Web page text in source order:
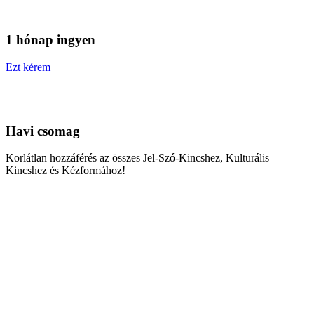
1 hónap ingyen
Ezt kérem
Havi csomag
Korlátlan hozzáférés az összes Jel-Szó-Kincshez, Kulturális
Kincshez és Kézformához!